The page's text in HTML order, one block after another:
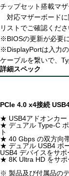
チップセット搭載マ
対応マザーボードに
リストでご確認くださ
※BIOSの更新が必要
※DisplayPortは入力
ケーブルを繋いで、
詳細スペック
PCIe 4.0 x4接続
★ USB4アドオンカー
★ デュアル Type-C
ト
★ 40 Gbps の双方向
★ デュアル USB4 ポ
USB4 デバイスをサポ
★ 8K Ultra HD をサ
※ 製品及び付属品の